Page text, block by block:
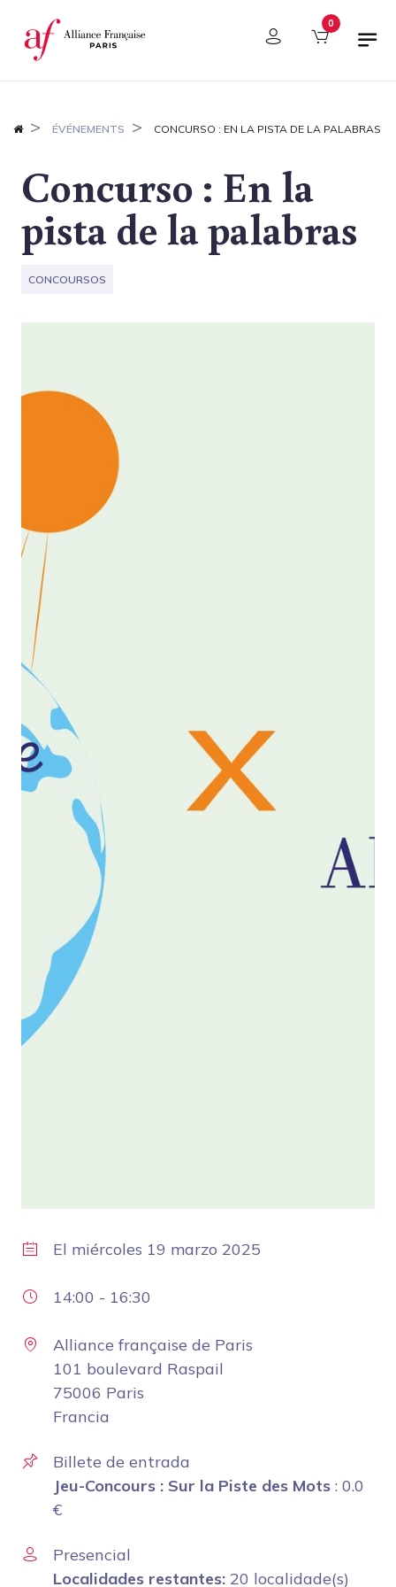
Panel de gestión de cookies 0
ÉVÉNEMENTS CONCURSO : EN LA PISTA DE LA PALABRAS
Concurso : En la
pista de la palabras
CONCOURSOS
El miércoles 19 marzo 2025
14:00 - 16:30
Alliance française de Paris
101 boulevard Raspail
75006 Paris
Francia
Billete de entrada
Jeu-Concours : Sur la Piste des Mots : 0.0
€
Presencial
Localidades restantes: 20 localidade(s)